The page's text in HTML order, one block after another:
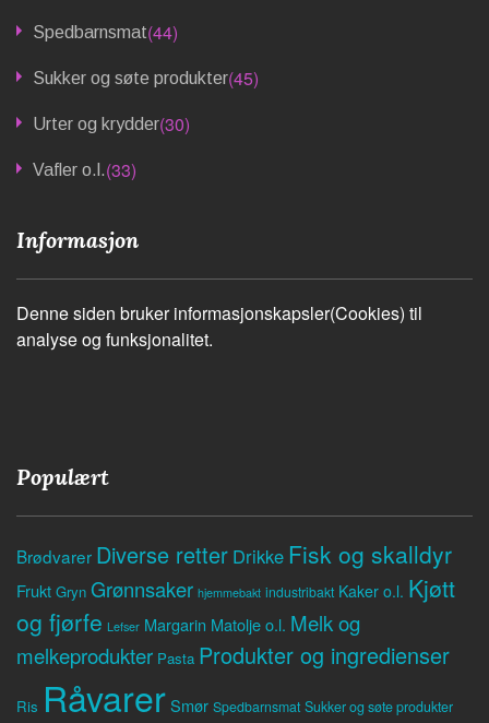
Spedbarnsmat(44)
Sukker og søte produkter(45)
Urter og krydder(30)
Vafler o.l.(33)
Informasjon
Denne siden bruker informasjonskapsler(Cookies) til
analyse og funksjonalitet.
Populært
Brødvarer Diverse retter Drikke Fisk og skalldyr
Frukt Gryn Grønnsaker hjemmebakt industribakt Kaker o.l. Kjøtt
og fjørfe Lefser Margarin Matolje o.l. Melk og
melkeprodukter Pasta Produkter og ingredienser
Ris RåvarerSmør Spedbarnsmat Sukker og søte produkter